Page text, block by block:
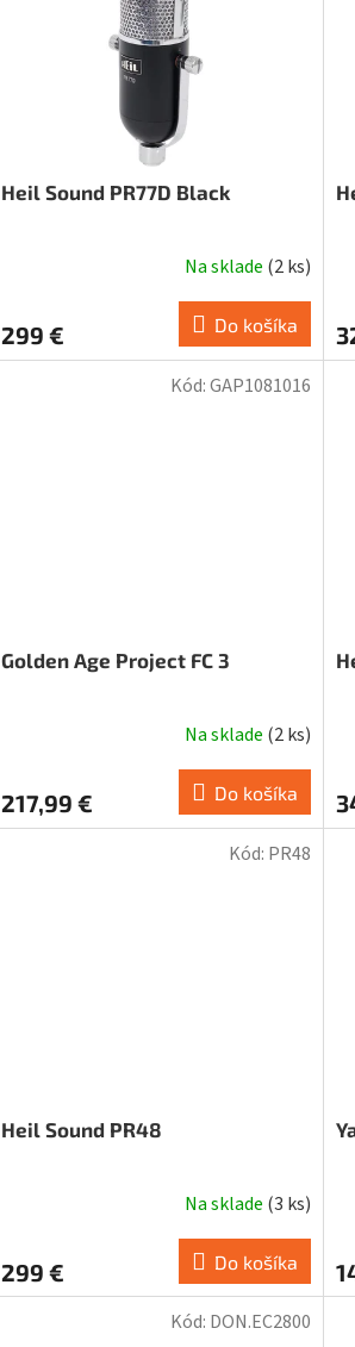
Heil Sound PR77D Black
Na sklade (2 ks)
299 € Do košíka
Golden Age Project FC 3
produktu
je
Na sklade (2 ks)
217,99 € Do košíka
Kód:GAP1081016
Heil Sound PR48
Na sklade (3 ks)
299 € Do košíka
Kód: PR48
Kód: DON.EC2800